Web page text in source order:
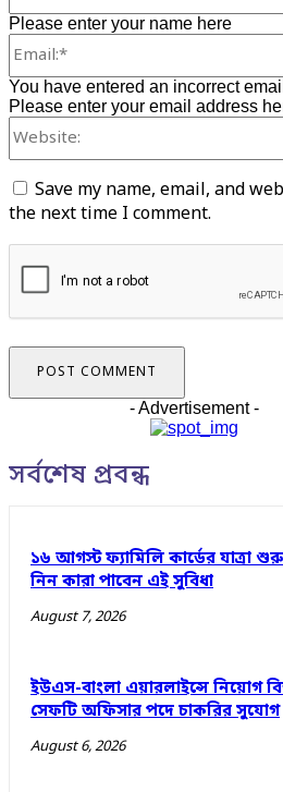
Please enter your name here
You have entered an incorrect
Please enter your email address
Save my name, email, and
the next time I comment.
- Advertisement -
সর্বশেষ প্রবন্ধ
১৬ আগস্ট ফ্যামিলি কার্ডের যাত্রা
নিন কারা পাবেন এই সুবিধা
August 7, 2026
ইউএস-বাংলা এয়ারলাইন্সে নিয়োগ
সেফটি অফিসার পদে চাকরির সুযোগ
August 6, 2026